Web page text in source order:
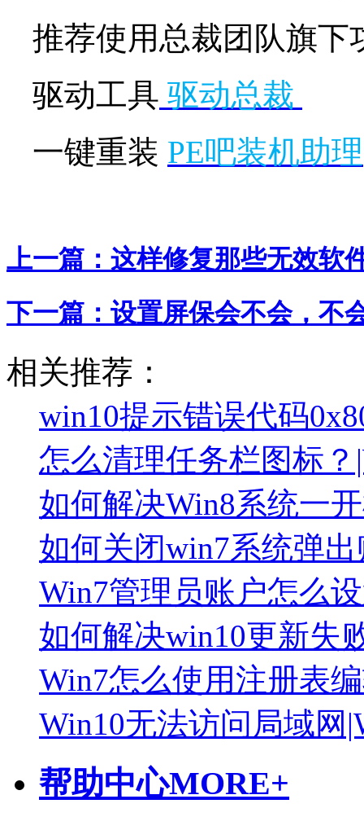
推荐使用总裁团队旗下
驱动工具 驱动总裁
一键重装 PE吧装机助理
上一篇： 这样修复那些无效软
下一篇： 设置屏保会不会，不
相关推荐：
win10提示错误代码
怎么清理任务栏图标
如何解决Win8系统一
如何关闭win7系统弹
Win7管理员账户怎么
如何解决win10更新失
Win7怎么使用注册表
Win10无法访问局域网
帮助中心MORE+